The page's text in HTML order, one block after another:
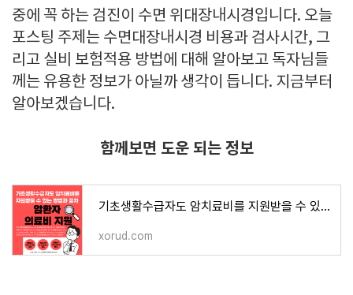
중에 꼭 하는 검진이 수면 위대장내시경입니다. 오늘
포스팅 주제는 수면대장내시경 비용과 검사시간, 그
리고 실비 보험적용 방법에 대해 알아보고 독자님들
께는 유용한 정보가 아닐까 생각이 듭니다. 지금부터
알아보겠습니다.
함께보면 도운 되는 정보
기초생활수급자도 암치료비를 지원받을 수 있는 방법과 절차 | 건강과 행복 라이프
xorud.com